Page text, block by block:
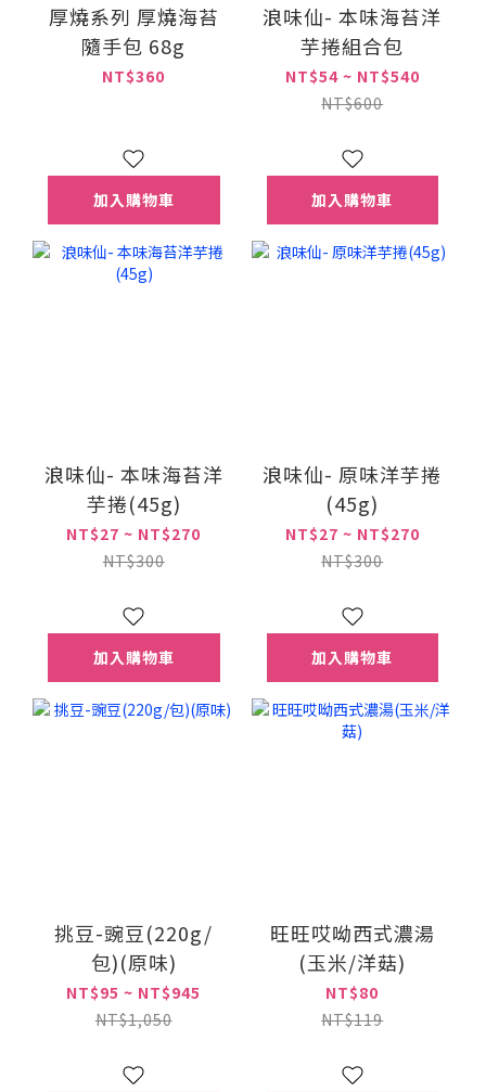
厚燒系列 厚燒海苔
隨手包 68g
NT$360
加入購物車
浪味仙- 本味海苔洋
芋捲組合包
NT$54 ~ NT$540
NT$600
加入購物車
浪味仙- 本味海苔洋
芋捲(45g)
NT$27 ~ NT$270
NT$300
加入購物車
浪味仙- 原味洋芋捲
(45g)
NT$27 ~ NT$270
NT$300
加入購物車
挑豆-豌豆(220g/
包)(原味)
NT$95 ~ NT$945
NT$1,050
旺旺哎呦西式濃湯
(玉米/洋菇)
NT$80
NT$119